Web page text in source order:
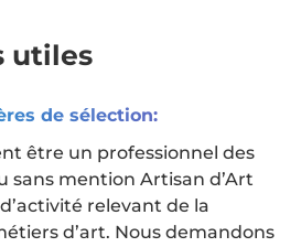
utiles
de sélection:
être un professionnel des
sans mention Artisan d’Art
relevant de la
d’art. Nous demandons